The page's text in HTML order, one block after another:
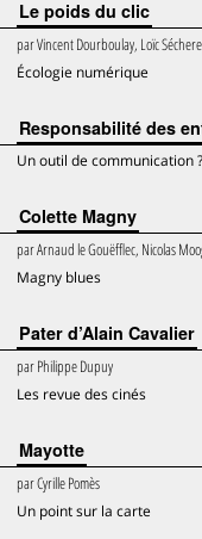
Le poids du clic
parVincent Dourboulay, Loïc
Écologie numérique
Responsabilité des
Un outil de communication ?
Colette Magny
parArnaud le Gouëfflec, Nicolas
Magny blues
Pater d’Alain Cavalier
parPhilippe Dupuy
Les revue des cinés
Mayotte
parCyrille Pomès
Un point sur la carte